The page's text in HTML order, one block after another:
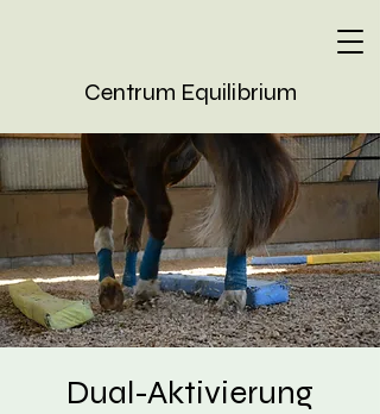
Centrum Equilibrium
Dual-Aktivierung